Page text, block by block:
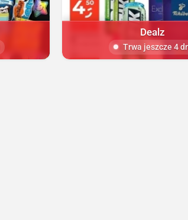
Dealz
Trwa jeszcze 4